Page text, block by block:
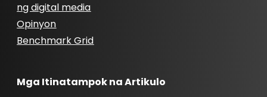
ng digital media
Opinyon
Benchmark Grid
Mga Itinatampok na Artikulo